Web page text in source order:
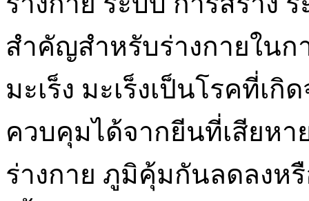
สำคัญสำหรับร่างกายในก
มะเร็ง มะเร็งเป็นโรคที่เ
ควบคุมได้จากยีนที่เสียห
ร่างกาย ภูมิคุ้มกันลดลงห